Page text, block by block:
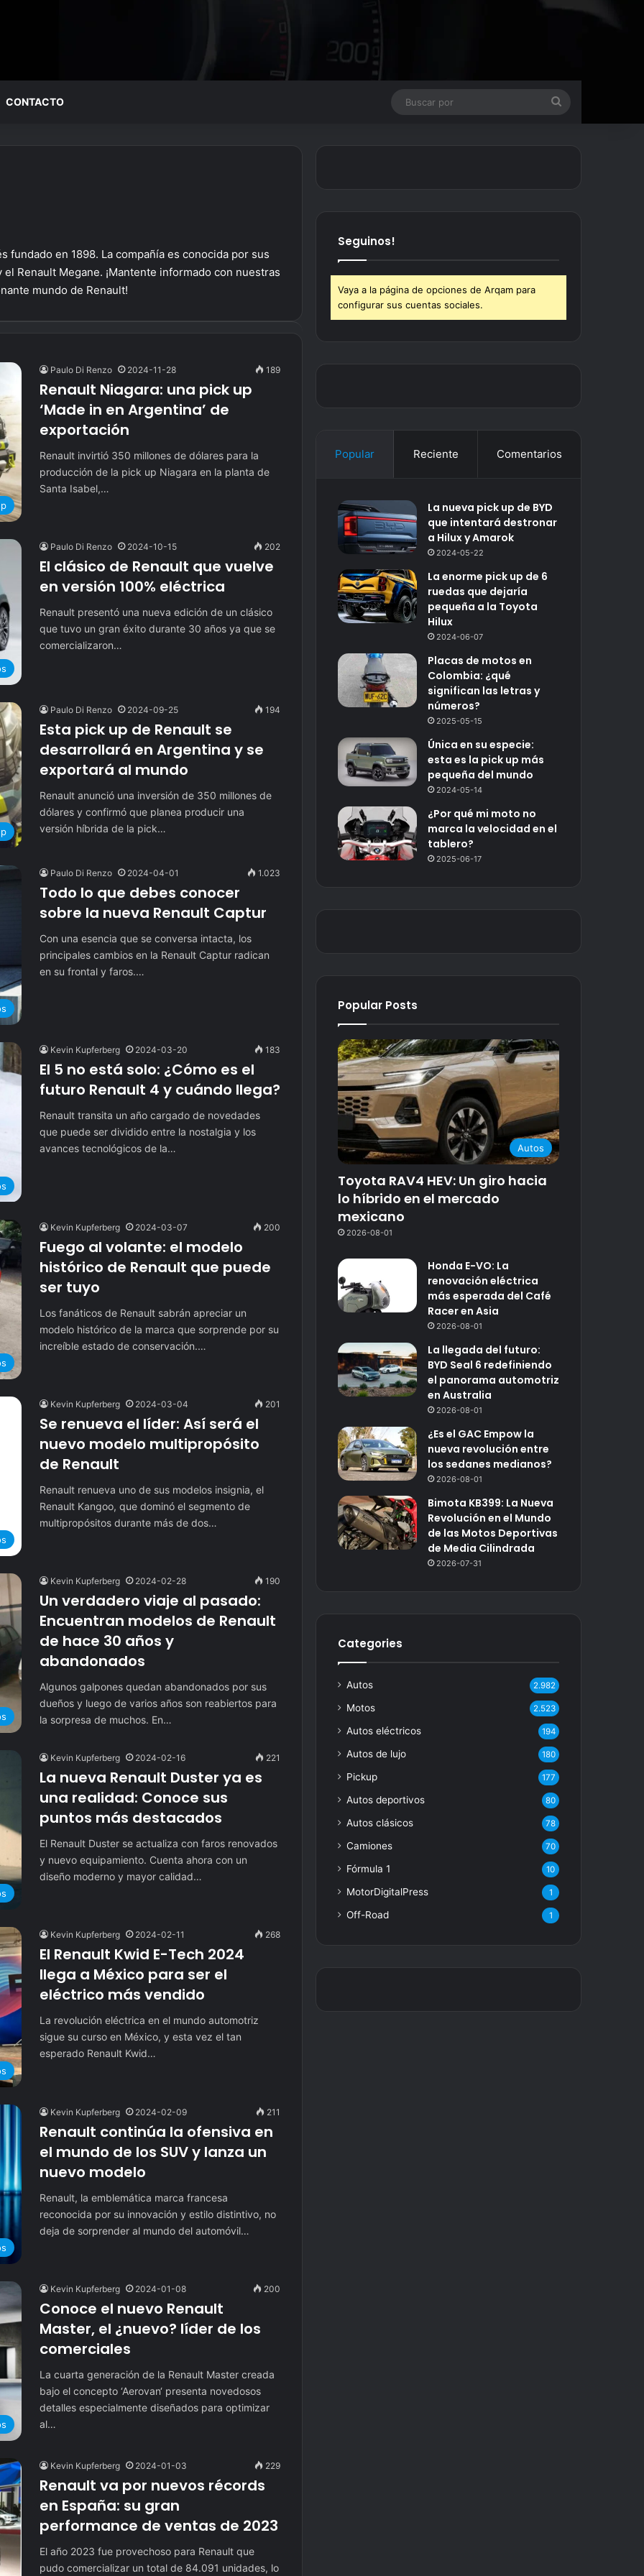
CONTACTO
fundado en 1898. La compañía es conocida por sus
Renault Megane. ¡Mantente informado con nuestras
mundo de Renault!
Paulo Di Renzo 2024-11-28 189
Renault Niagara: una pick up
‘Made in en Argentina’ de
exportación
Renault invirtió 350 millones de dólares para la
producción de la pick up Niagara en la planta de
Santa Isabel,…
Paulo Di Renzo 2024-10-15 202
El clásico de Renault que vuelve
en versión 100% eléctrica
Renault presentó una nueva edición de un clásico
que tuvo un gran éxito durante 30 años ya que se
comercializaron…
Paulo Di Renzo 2024-09-25 194
Esta pick up de Renault se
desarrollará en Argentina y se
exportará al mundo
Renault anunció una inversión de 350 millones de
dólares y confirmó que planea producir una
versión híbrida de la pick…
Paulo Di Renzo 2024-04-01 1.023
Todo lo que debes conocer
sobre la nueva Renault Captur
Con una esencia que se conversa intacta, los
principales cambios en la Renault Captur radican
en su frontal y faros.…
Kevin Kupferberg 2024-03-20 183
El 5 no está solo: ¿Cómo es el
futuro Renault 4 y cuándo llega?
Renault transita un año cargado de novedades
que puede ser dividido entre la nostalgia y los
avances tecnológicos de la…
Kevin Kupferberg 2024-03-07 200
Fuego al volante: el modelo
histórico de Renault que puede
ser tuyo
Los fanáticos de Renault sabrán apreciar un
modelo histórico de la marca que sorprende por su
increíble estado de conservación.…
Kevin Kupferberg 2024-03-04 201
Se renueva el líder: Así será el
nuevo modelo multipropósito
de Renault
Renault renueva uno de sus modelos insignia, el
Renault Kangoo, que dominó el segmento de
multipropósitos durante más de dos…
Kevin Kupferberg 2024-02-28 190
Un verdadero viaje al pasado:
Encuentran modelos de Renault
de hace 30 años y
abandonados
Algunos galpones quedan abandonados por sus
dueños y luego de varios años son reabiertos para
la sorpresa de muchos. En…
Kevin Kupferberg 2024-02-16 221
La nueva Renault Duster ya es
una realidad: Conoce sus
puntos más destacados
El Renault Duster se actualiza con faros renovados
y nuevo equipamiento. Cuenta ahora con un
diseño moderno y mayor calidad…
Kevin Kupferberg 2024-02-11 268
El Renault Kwid E-Tech 2024
llega a México para ser el
eléctrico más vendido
La revolución eléctrica en el mundo automotriz
sigue su curso en México, y esta vez el tan
esperado Renault Kwid…
Kevin Kupferberg 2024-02-09 211
Renault continúa la ofensiva en
el mundo de los SUV y lanza un
nuevo modelo
Renault, la emblemática marca francesa
reconocida por su innovación y estilo distintivo, no
deja de sorprender al mundo del automóvil…
Kevin Kupferberg 2024-01-08 200
Conoce el nuevo Renault
Master, el ¿nuevo? líder de los
comerciales
La cuarta generación de la Renault Master creada
bajo el concepto ‘Aerovan‘ presenta novedosos
detalles especialmente diseñados para optimizar
al…
Kevin Kupferberg 2024-01-03 229
Renault va por nuevos récords
en España: su gran
performance de ventas de 2023
El año 2023 fue provechoso para Renault que
pudo comercializar un total de 84.091 unidades, lo
Seguinos!
Vaya a la página de opciones de Arqam para
configurar sus cuentas sociales.
Popular Reciente Comentarios
La nueva pick up de BYD
que intentará destronar
a Hilux y Amarok
2024-05-22
La enorme pick up de 6
ruedas que dejaría
pequeña a la Toyota
Hilux
2024-06-07
Placas de motos en
Colombia: ¿qué
significan las letras y
números?
2025-05-15
Única en su especie:
esta es la pick up más
pequeña del mundo
2024-05-14
¿Por qué mi moto no
marca la velocidad en el
tablero?
2025-06-17
Popular Posts
Autos
Toyota RAV4 HEV: Un giro hacia
lo híbrido en el mercado
mexicano
2026-08-01
Honda E-VO: La
renovación eléctrica
más esperada del Café
Racer en Asia
2026-08-01
La llegada del futuro:
BYD Seal 6 redefiniendo
el panorama automotriz
en Australia
2026-08-01
¿Es el GAC Empow la
nueva revolución entre
los sedanes medianos?
2026-08-01
Bimota KB399: La Nueva
Revolución en el Mundo
de las Motos Deportivas
de Media Cilindrada
2026-07-31
Categories
Autos 2.982
Motos 2.523
Autos eléctricos 194
Autos de lujo 180
Pickup 177
Autos deportivos 80
Autos clásicos 78
Camiones 70
Fórmula 1 10
MotorDigitalPress 1
Off-Road 1